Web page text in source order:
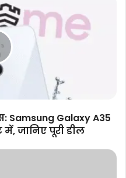
Samsung Galaxy A35
में, जानिए पूरी डील